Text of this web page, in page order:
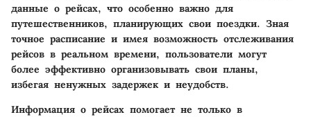
данные о рейсах, что особенно важно для
путешественников, планирующих свои поездки. Зная
точное расписание и имея возможность отслеживания
рейсов в реальном времени, пользователи могут
более эффективно организовывать свои планы,
избегая ненужных задержек и неудобств.
Информация о рейсах помогает не только в